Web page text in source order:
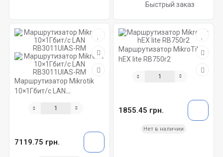
Быстрый заказ
Маршрутизатор Mikrotik
10×1Гбит/с LAN
7119.75 грн.
Маршрутизатор MikroTik
hEX lite RB750r2
1855.45 грн.
Нет в наличии